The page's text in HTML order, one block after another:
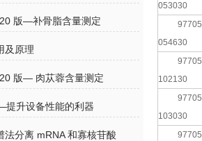
版—补骨脂含量测定
及原理
版— 肉苁蓉含量测定
升设备性能的利器
法分离 mRNA 和寡核苷酸
053030
054630
102130
103030